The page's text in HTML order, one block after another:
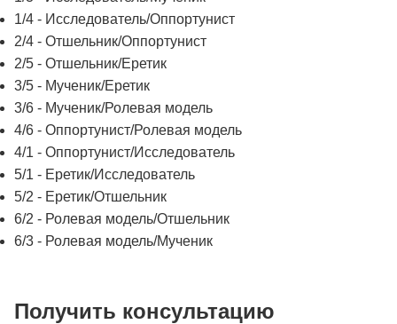
1/4 - Исследователь/Оппортунист
2/4 - Отшельник/Оппортунист
2/5 - Отшельник/Еретик
3/5 - Мученик/Еретик
3/6 - Мученик/Ролевая модель
4/6 - Оппортунист/Ролевая модель
4/1 - Оппортунист/Исследователь
5/1 - Еретик/Исследователь
5/2 - Еретик/Отшельник
6/2 - Ролевая модель/Отшельник
6/3 - Ролевая модель/Мученик
Получить консультацию